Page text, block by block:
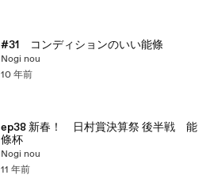
#31 コンディションのいい能條
Nogi nou
10 年前
ep38 新春！ 日村賞決算祭 後半戦 能
條杯
Nogi nou
11 年前